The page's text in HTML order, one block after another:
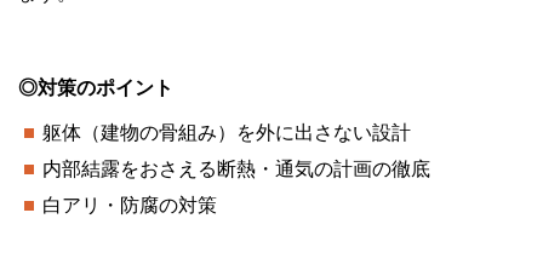
◎対策のポイント
躯体（建物の骨組み）を外に出さない設計
内部結露をおさえる断熱・通気の計画の徹底
白アリ・防腐の対策